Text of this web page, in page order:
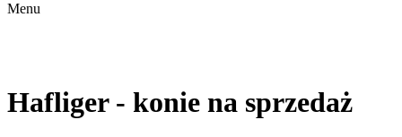
Menu
Hafliger - konie na sprzedaż